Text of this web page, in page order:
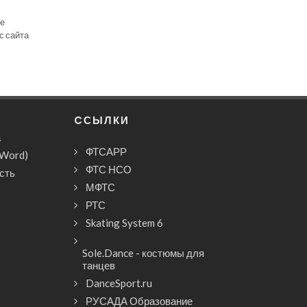
сайта
CСЫЛКИ
ФТСАРР
ФТС НСО
МФТС
РТС
Skating System 6
Sole.Dance - костюмы для
танцев
DanceSport.ru
РУСАДА Образование